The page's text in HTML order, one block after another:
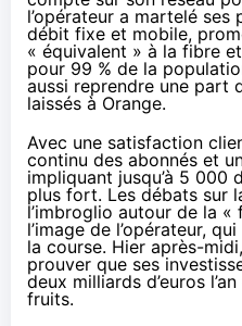
l’opérateur a martelé
débit fixe et mobile,
« équivalent » à la fibre
pour 99 % de la
aussi reprendre une part
laissés à Orange.
Avec une satisfaction
continu des abonnés et
impliquant jusqu’à 5 000
plus fort. Les débats sur
l’imbroglio autour de la «
l’image de l’opérateur,
la course. Hier après-
prouver que ses
deux milliards d’euros
fruits.